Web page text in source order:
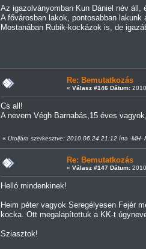
Az igazolványomban Kun Dániel név áll,
A fővárosban lakok, pontosabban
Mostanában Rubik-kockázok is, de
Re: Bemutatkozás
« Válasz #146 Dátum:
Cs all!
A nevem Végh Barnabás,15 éves
« Utoljára szerkesztve: 2010.06.24 21:12 írta -MH-
Re: Bemutatkozás
« Válasz #147 Dátum:
Helló mindenkinek!
Heim péter vagyok Seregélyesen Fejér
kocka. Ott megalapítottuk a KK-t
Sziasztok!